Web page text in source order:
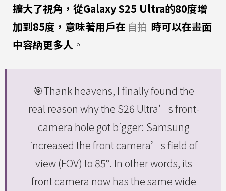
擴大了視角，從Galaxy S25 Ultra的80度增
加到85度，意味著用戶在 自拍 時可以在畫面
中容納更多人 。
🎯Thank heavens, I finally found the
real reason why the S26 Ultra’s front-
camera hole got bigger: Samsung
increased the front camera’s field of
view (FOV) to 85°. In other words, its
front camera now has the same wide